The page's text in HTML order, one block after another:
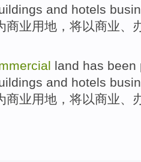
and hotels
商业用地，将以商业、
land has
and hotels
商业用地，将以商业、